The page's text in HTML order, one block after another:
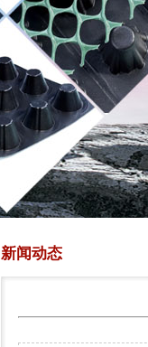
新闻动态